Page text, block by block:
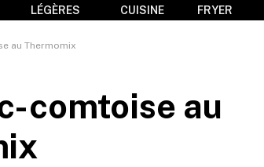
LÉGÈRES
CUISINE
FRYER
au Thermomix
comtoise au